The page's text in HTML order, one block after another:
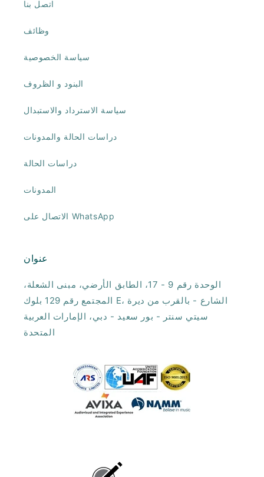
اتصل بنا
وظائف
سياسة الخصوصية
البنود و الظروف
سياسة الاسترداد والاستبدال
دراسات الحالة والمدونات
دراسات الحالة
المدونات
الاتصال على WhatsApp
عنوان
الوحدة رقم 9 - 17، الطابق الأرضي، مبنى الشعلة،
المجتمع رقم 129 بلوك E، الشارع - بالقرب من ديرة
سيتي سنتر - بور سعيد - دبي، الإمارات العربية